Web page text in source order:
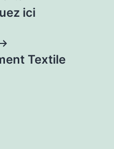
ici
Textile